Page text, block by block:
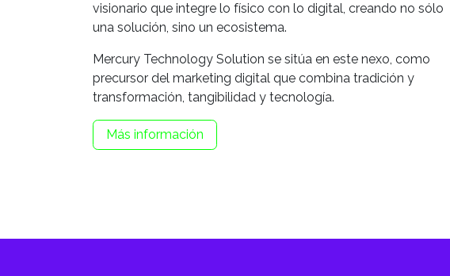
visionario que integre lo físico con lo digital, creando no sólo
una solución, sino un ecosistema.
Mercury Technology Solution se sitúa en este nexo, como
precursor del marketing digital que combina tradición y
transformación, tangibilidad y tecnología.
Más información